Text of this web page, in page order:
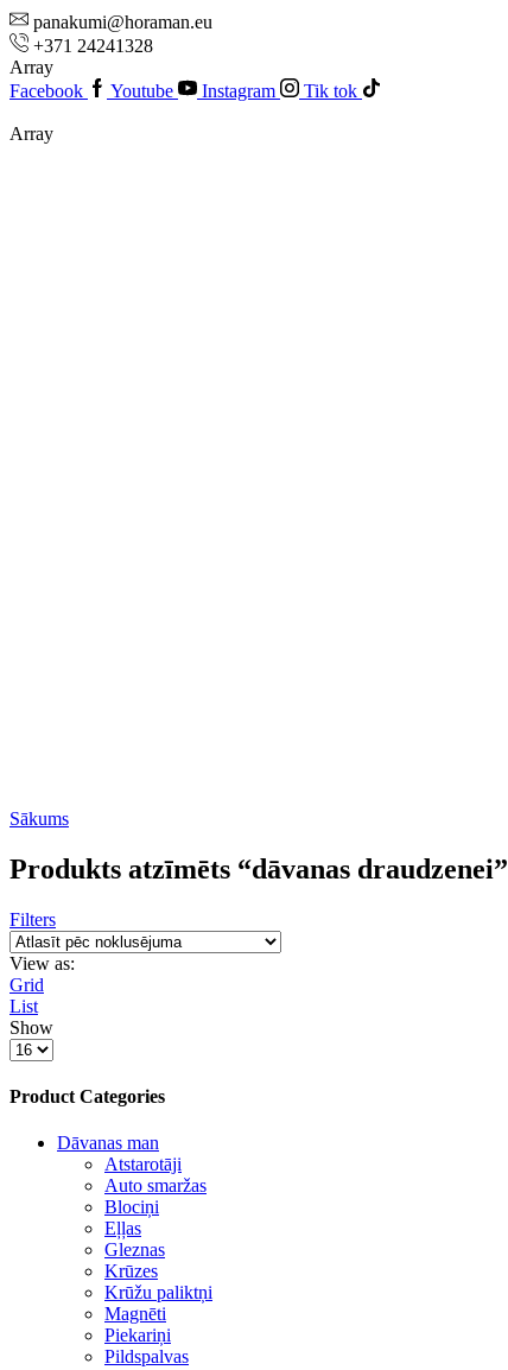
panakumi@horaman.eu
+371 24241328
Array
Facebook
Youtube Instagram Tik tok
Array
Sākums
Produkts atzīmēts “dāvanas draudzenei”
Filters
View as:
Grid
List
Show
Product Categories
Dāvanas man
Atstarotāji
Auto smaržas
Blociņi
Eļļas
Gleznas
Krūzes
Krūžu paliktņi
Magnēti
Piekariņi
Pildspalvas